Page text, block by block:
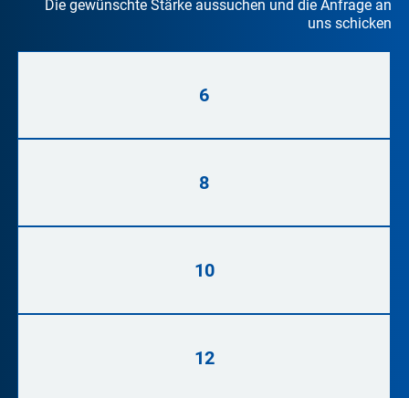
Die gewünschte Stärke aussuchen und die Anfrage an
uns schicken
6
8
10
12